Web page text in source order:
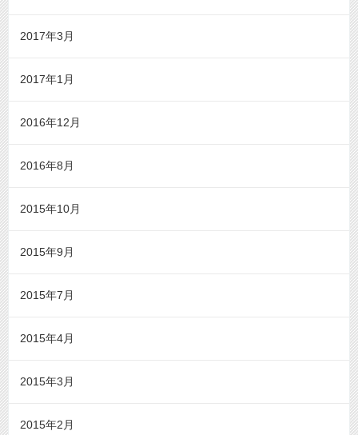
2017年3月
2017年1月
2016年12月
2016年8月
2015年10月
2015年9月
2015年7月
2015年4月
2015年3月
2015年2月